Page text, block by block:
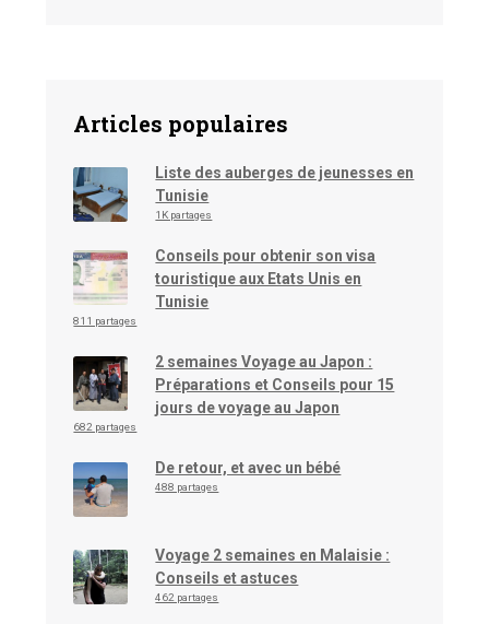
Articles populaires
Liste des auberges de jeunesses en
Tunisie
1K partages
Conseils pour obtenir son visa
touristique aux Etats Unis en
Tunisie
811 partages
2 semaines Voyage au Japon :
Préparations et Conseils pour 15
jours de voyage au Japon
682 partages
De retour, et avec un bébé
488 partages
Voyage 2 semaines en Malaisie :
Conseils et astuces
462 partages